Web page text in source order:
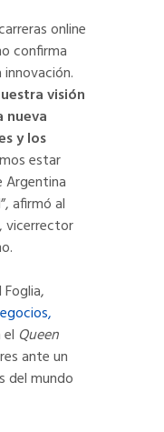
online
confirma
visión
nueva
y los
estar
Argentina
afirmó al
vicerrector
Queen
ante un
del mundo